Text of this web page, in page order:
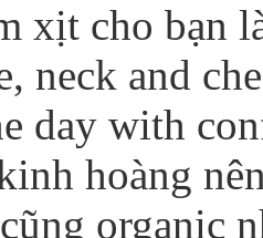
xịt cho bạn
neck and
day with
hoàng
organic